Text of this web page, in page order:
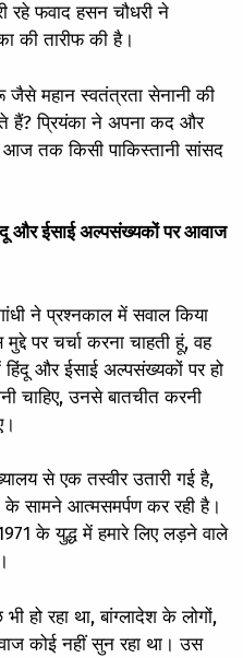
रहे फवाद हसन चौधरी ने
की तारीफ की है।
जैसे महान स्वतंत्रता सेनानी की
हैं? प्रियंका ने अपना कद और
तक किसी पाकिस्तानी सांसद
और ईसाई अल्पसंख्यकों पर आवाज
ने प्रश्नकाल में सवाल किया
पर चर्चा करना चाहती हूं, वह
और ईसाई अल्पसंख्यकों पर हो
चाहिए, उनसे बातचीत करनी
से एक तस्वीर उतारी गई है,
के सामने आत्मसमर्पण कर रही है।
के युद्ध में हमारे लिए लड़ने वाले
हो रहा था, बांग्लादेश के लोगों,
कोई नहीं सुन रहा था। उस